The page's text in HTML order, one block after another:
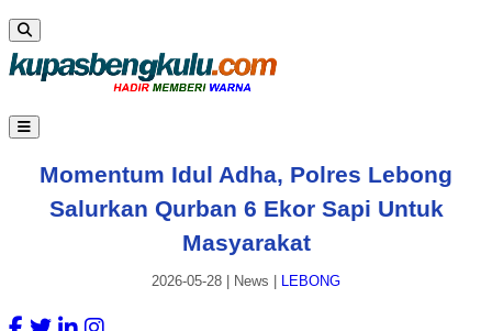
Momentum Idul Adha, Polres Lebong
Salurkan Qurban 6 Ekor Sapi Untuk
Masyarakat
2026-05-28 News LEBONG